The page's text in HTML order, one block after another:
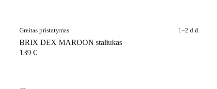
Greitas pristatymas 1–2 d.d.
BRIX DEX MAROON staliukas
139 €